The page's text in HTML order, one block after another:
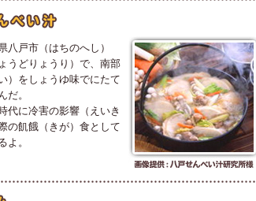
八戸市（はちのへし）
うどりょうり）で、南部
）をしょうゆ味でにたて
だ。
代に冷害の影響（えいき
の飢餓（きが）食として
よ。